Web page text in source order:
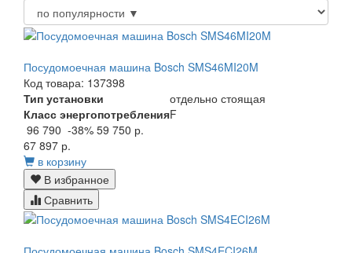
Посудомоечная машина Bosch SMS46MI20M
Код товара: 137398
Тип установки
отдельно стоящая
Класс энергопотребленияF
96 790 -38% 59 750 р.
67 897 р.
в корзину
В избранное
Сравнить